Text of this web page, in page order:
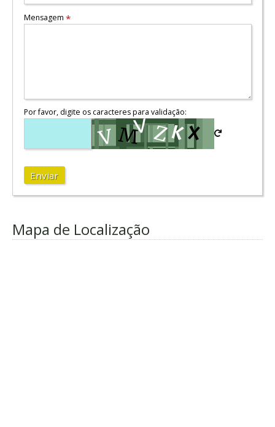
Mensagem *
Por favor, digite os caracteres para validação:
Enviar
Mapa de Localização